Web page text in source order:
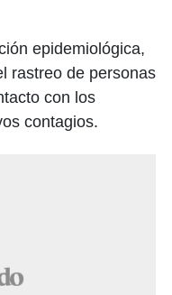
epidemiológica,
rastreo de personas
con los
contagios.